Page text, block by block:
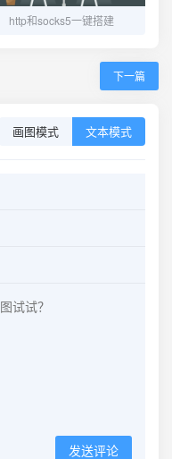
http和socks5一键搭建
下一篇
画图模式 文本模式
发送评论